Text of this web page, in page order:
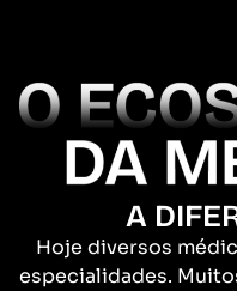
A
Hoje diversos
especialidades.